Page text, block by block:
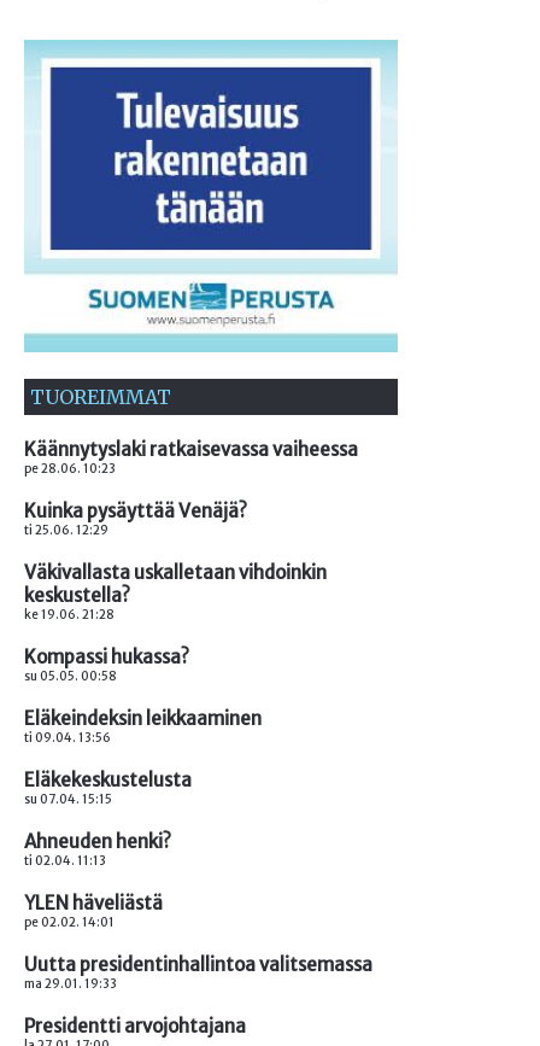
TUOREIMMAT
Käännytyslaki ratkaisevassa vaiheessa
pe 28.06. 10:23
Kuinka pysäyttää Venäjä?
ti 25.06. 12:29
Väkivallasta uskalletaan vihdoinkin
keskustella?
ke 19.06. 21:28
Kompassi hukassa?
su 05.05. 00:58
Eläkeindeksin leikkaaminen
ti 09.04. 13:56
Eläkekeskustelusta
su 07.04. 15:15
Ahneuden henki?
ti 02.04. 11:13
YLEN häveliästä
pe 02.02. 14:01
Uutta presidentinhallintoa valitsemassa
ma 29.01. 19:33
Presidentti arvojohtajana